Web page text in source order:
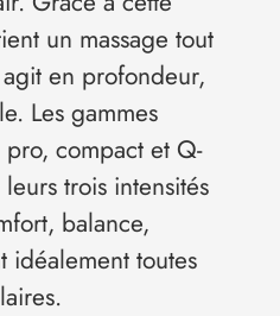
un massage tout
en profondeur,
Les gammes
pro, compact et Q-
trois intensités
balance,
idéalement toutes